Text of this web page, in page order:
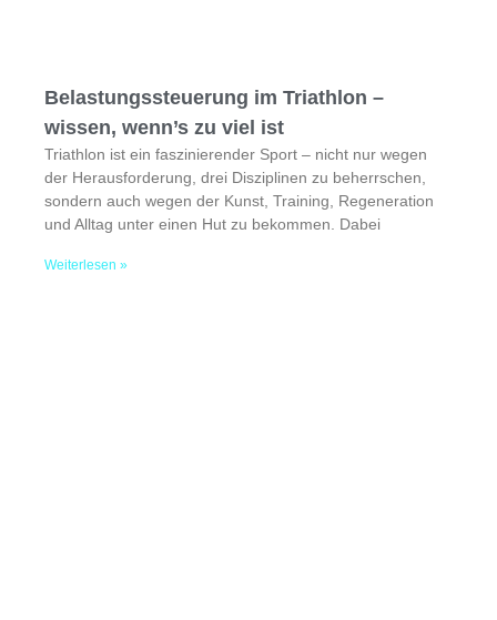
Belastungssteuerung im Triathlon –
wissen, wenn’s zu viel ist
Triathlon ist ein faszinierender Sport – nicht nur wegen
der Herausforderung, drei Disziplinen zu beherrschen,
sondern auch wegen der Kunst, Training, Regeneration
und Alltag unter einen Hut zu bekommen. Dabei
Weiterlesen »